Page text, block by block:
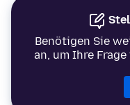
Benötigen Sie
an, um Ihre